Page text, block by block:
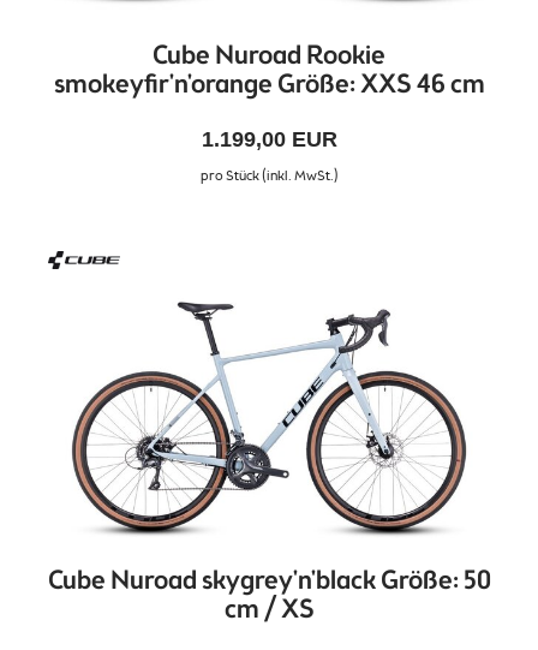
Cube Nuroad Rookie
smokeyfir'n'orange Größe: XXS 46 cm
1.199,00 EUR
pro Stück (inkl. MwSt.)
Cube Nuroad skygrey'n'black Größe: 50
cm / XS